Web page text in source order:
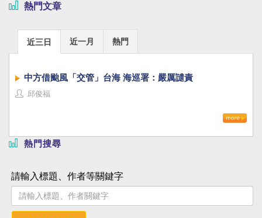
熱門文章
近三日 近一月 熱門
中方借颱風「交管」台海 海巡署：嚴厲譴責
邱俊福
熱門搜尋
請輸入標題、作者等關鍵字